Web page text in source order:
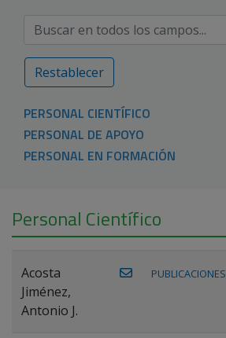
Restablecer
PERSONAL CIENTÍFICO
PERSONAL DE APOYO
PERSONAL EN FORMACIÓN
Personal Científico
Acosta
Jiménez,
Antonio J.
PUBLICACIONES